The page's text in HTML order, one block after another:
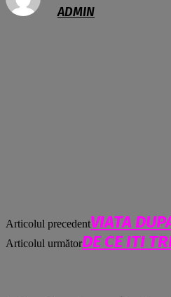
ADMIN
Articolul precedentVIATA
Articolul următorDE CE ITI